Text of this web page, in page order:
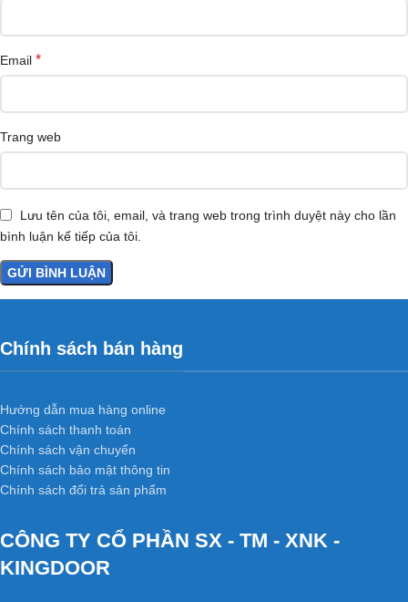
Email *
Trang web
Lưu tên của tôi, email, và trang web trong trình duyệt này cho lần
bình luận kế tiếp của tôi.
Chính sách bán hàng
Hướng dẫn mua hàng online
Chính sách thanh toán
Chính sách vận chuyển
Chính sách bảo mật thông tin
Chính sách đổi trả sản phẩm
CÔNG TY CỔ PHẦN SX - TM - XNK -
KINGDOOR